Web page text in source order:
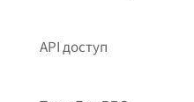
API доступ